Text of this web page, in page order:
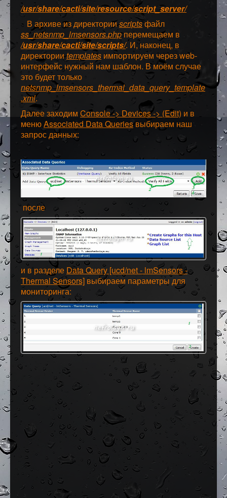
/usr/share/cacti/site/resource/script_server/
В архиве из директорииscriptsфайл
ss_netsnmp_lmsensors.phpперемещаем в
/usr/share/cacti/site/scripts/. И, наконец, в
директорииtemplates импортируем через web-
интерфейс нужный нам шаблон. В моём случае
это будет только
netsnmp_lmsensors_thermal_data_query_template
.xml.
Далее заходим Console -> Devices -> (Edit) и в
менюAssociated Data Queriesвыбираем наш
запрос данных:
после
и в разделе Data Query [ucd/net - lmSensors -
Thermal Sensors] выбираем параметры для
мониторинга: